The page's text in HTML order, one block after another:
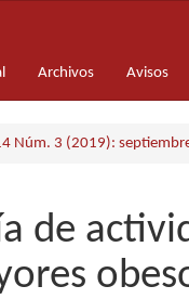
Archivos Avisos
Núm. 3 (2019):
de